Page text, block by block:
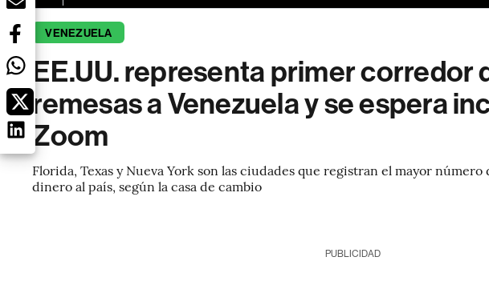
VENEZUELA
EE.UU. representa primer corredor
remesas a Venezuela y se espera
Zoom
Florida, Texas y Nueva York son las ciudades que registran el mayor
dinero al país, según la casa de cambio
PUBLICIDAD